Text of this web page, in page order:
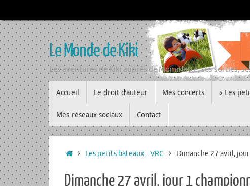
au
contenu
Le Monde de Kiki
Les aventures de Kiki auprès de Momiflette, ses sorties,
au
contenu
Accueil Le droit d’auteur Mes concerts « Les
Mes réseaux sociaux Contact
AccueilLes petits bateaux... VRC Dimanche 27 avril,
Dimanche 27 avril, jour 1